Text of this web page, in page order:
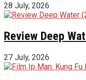
28 July, 2026
Review Deep
27 July, 2026